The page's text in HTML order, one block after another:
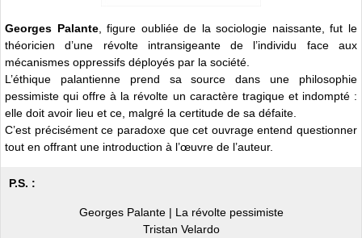
Georges Palante, figure oubliée de la sociologie naissante, fut le
théoricien d’une révolte intransigeante de l’individu face aux
mécanismes oppressifs déployés par la société.
L’éthique palantienne prend sa source dans une philosophie
pessimiste qui offre à la révolte un caractère tragique et indompté :
elle doit avoir lieu et ce, malgré la certitude de sa défaite.
C’est précisément ce paradoxe que cet ouvrage entend questionner
tout en offrant une introduction à l’œuvre de l’auteur.
P.S. :
Georges Palante | La révolte pessimiste
Tristan Velardo